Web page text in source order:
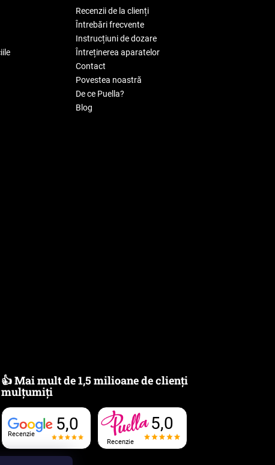
Recenzii de la clienți
Întrebări frecvente
Instrucțiuni de dozare
Întreținerea aparatelor
Contact
Povestea noastră
De ce Puella?
Blog
👍 Mai mult de 1,5 milioane de clienți
mulțumiți
Recenzie
5,0
Recenzie
5,0